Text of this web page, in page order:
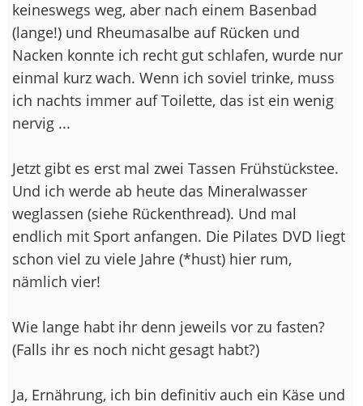
keineswegs weg, aber nach einem Basenbad
(lange!) und Rheumasalbe auf Rücken und
Nacken konnte ich recht gut schlafen, wurde nur
einmal kurz wach. Wenn ich soviel trinke, muss
ich nachts immer auf Toilette, das ist ein wenig
nervig ...
Jetzt gibt es erst mal zwei Tassen Frühstückstee.
Und ich werde ab heute das Mineralwasser
weglassen (siehe Rückenthread). Und mal
endlich mit Sport anfangen. Die Pilates DVD liegt
schon viel zu viele Jahre (*hust) hier rum,
nämlich vier!
Wie lange habt ihr denn jeweils vor zu fasten?
(Falls ihr es noch nicht gesagt habt?)
Ja, Ernährung, ich bin definitiv auch ein Käse und